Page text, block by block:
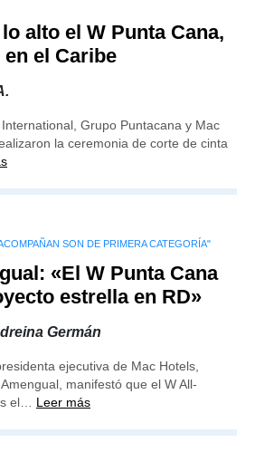
alto el W Punta Cana,
el Caribe
Grupo Puntacana y Mac
la ceremonia de corte de cinta
SON DE PRIMERA CATEGORÍA"
«El W Punta Cana
estrella en RD»
Germán
ejecutiva de Mac Hotels,
manifestó que el W All-
el… Leer más